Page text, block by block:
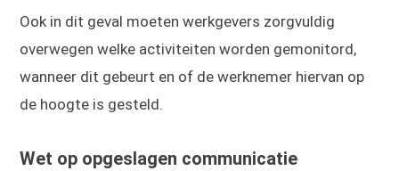
Ook in dit geval moeten werkgevers zorgvuldig
overwegen welke activiteiten worden gemonitord,
wanneer dit gebeurt en of de werknemer hiervan op
de hoogte is gesteld.
Wet op opgeslagen communicatie